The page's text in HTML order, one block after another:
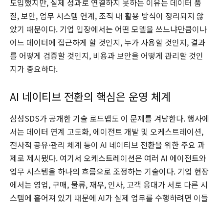
도입했지만, 실제 성과로 연결하지 못하는 이유는 데이터 품
질, 보안, 업무 시스템 연계, 조직 내 활용 방식이 정리되지 않
았기 때문이다. 기업 입장에서는 어떤 모델을 쓰느냐만큼이나
어느 데이터에 접근하게 할 것인지, 누가 사용할 것인지, 결과
를 어떻게 검증할 것인지, 비용과 보안을 어떻게 관리할 것인
지가 중요하다.
AI 네이티브 전환의 핵심은 운영 체계
삼성SDS가 공개한 기술 로드맵도 이 문제를 겨냥한다. 행사에
서는 데이터 연계 고도화, 에이전트 개발 및 오케스트레이션,
전사적 공유·관리 체계 등이 AI 네이티브 전환을 위한 주요 과
제로 제시됐다. 여기서 오케스트레이션은 여러 AI 에이전트와
업무 시스템을 하나의 흐름으로 조정하는 기술이다. 기업 현장
에서는 영업, 구매, 물류, 재무, 인사, 고객 응대가 서로 다른 시
스템에 흩어져 있기 때문에 AI가 실제 업무를 수행하려면 이들